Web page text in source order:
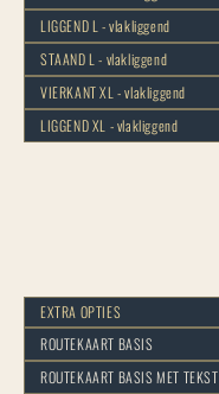
LIGGEND L - vlakliggend
STAAND L - vlakliggend
VIERKANT XL - vlakliggend
LIGGEND XL - vlakliggend
EXTRA OPTIES
ROUTEKAART BASIS
ROUTEKAART BASIS MET TEKST